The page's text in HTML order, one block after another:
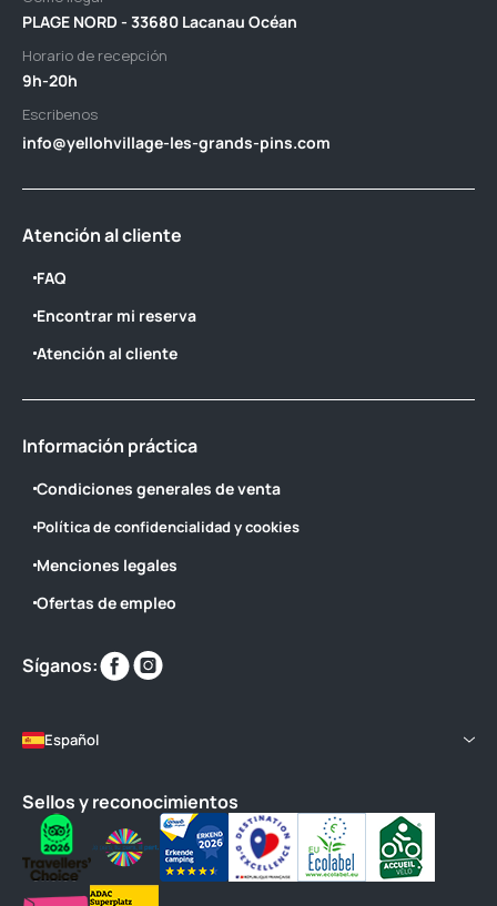
PLAGE NORD - 33680 Lacanau Océan
Horario de recepción
9h-20h
Escribenos
info@yellohvillage-les-grands-pins.com
Atención al cliente
FAQ
Encontrar mi reserva
Atención al cliente
Información práctica
Condiciones generales de venta
Política de confidencialidad y cookies
Menciones legales
Ofertas de empleo
Síganos:
Encuéntranos
en
Español
Sellos y reconocimientos